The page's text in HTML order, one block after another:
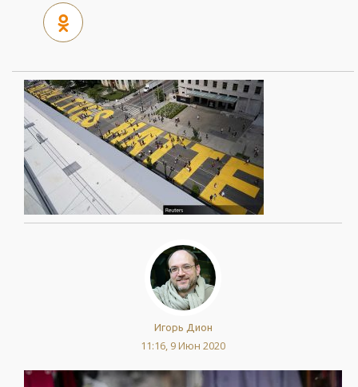
Игорь Дион
11:16, 9 Июн 2020